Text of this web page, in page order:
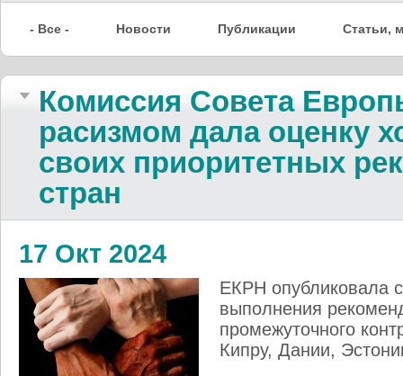
- Все - Новости Публикации Статьи,
Комиссия Совета
расизмом дала оценку
своих приоритетных
стран
17 Окт 2024
ЕКРН опубликовала
выполнения
промежуточного
Кипру, Дании,